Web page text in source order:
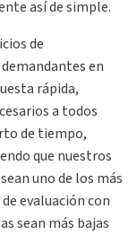
así de simple.
de
en
rápida,
a todos
de tiempo,
que nuestros
uno de los más
evaluación con
sean más bajas